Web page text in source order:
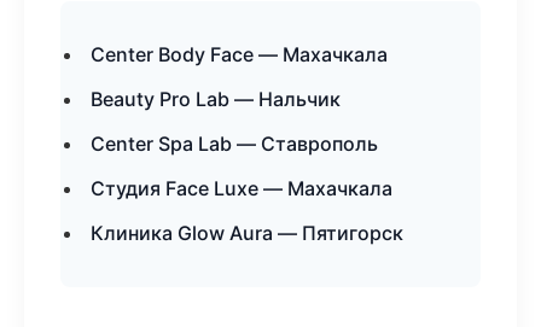
Center Body Face — Махачкала
Beauty Pro Lab — Нальчик
Center Spa Lab — Ставрополь
Студия Face Luxe — Махачкала
Клиника Glow Aura — Пятигорск